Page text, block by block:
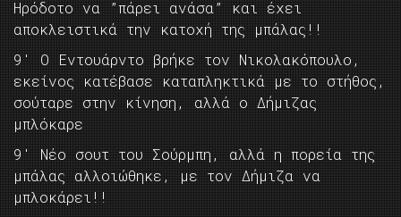
Ηρόδοτο να ”πάρει ανάσα” και έχει
αποκλειστικά την κατοχή της μπάλας!!
9′ Ο Εντουάρντο βρήκε τον Νικολακόπουλο,
εκείνος κατέβασε καταπληκτικά με το στήθος,
σούταρε στην κίνηση, αλλά ο Δήμιζας
μπλόκαρε
9′ Νέο σουτ του Σούρμπη, αλλά η πορεία της
μπάλας αλλοιώθηκε, με τον Δήμιζα να
μπλοκάρει!!